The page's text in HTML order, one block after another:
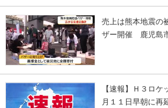
売上は熊本地震
ザー開催 鹿児島
【速報】Ｈ３ロ
月１１日早朝に